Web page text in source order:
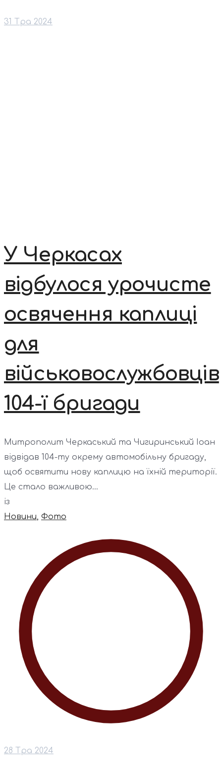
31 Тра 2024
У Черкасах
відбулося урочисте
освячення каплиці
для
військовослужбовців
104-ї бригади
Митрополит Черкаський та Чигиринський Іоан
відвідав 104-ту окрему автомобільну бригаду,
щоб освятити нову каплицю на їхній території.
Це стало важливою...
із
Новини, Фото
28 Тра 2024